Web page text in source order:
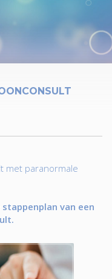
met paranormale
van een